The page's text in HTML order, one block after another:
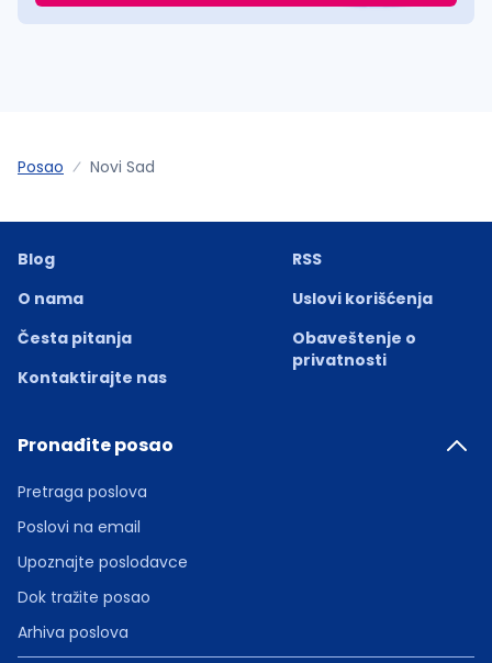
Posao Novi Sad
Blog
O nama
Česta pitanja
Kontaktirajte nas
RSS
Uslovi korišćenja
Obaveštenje o
privatnosti
Pronađite posao
Pretraga poslova
Poslovi na email
Upoznajte poslodavce
Dok tražite posao
Arhiva poslova